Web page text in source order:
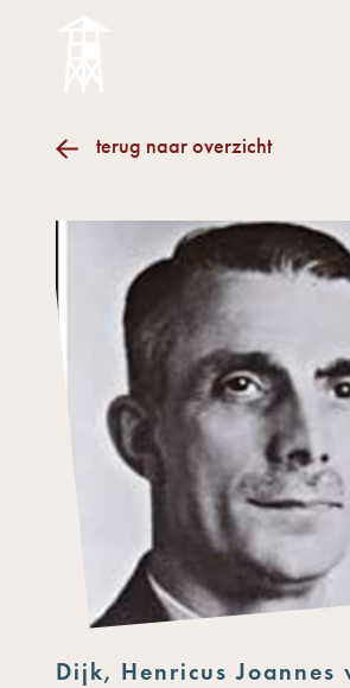
terug naar overzicht
Dijk, Henricus Joannes